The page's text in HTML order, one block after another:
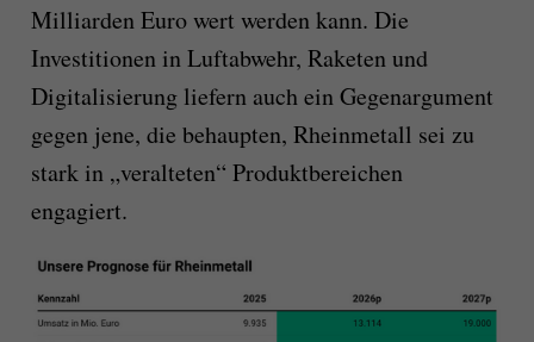
Milliarden Euro wert werden kann. Die
Investitionen in Luftabwehr, Raketen und
Digitalisierung liefern auch ein Gegenargument
gegen jene, die behaupten, Rheinmetall sei zu
stark in „veralteten“ Produktbereichen
engagiert.